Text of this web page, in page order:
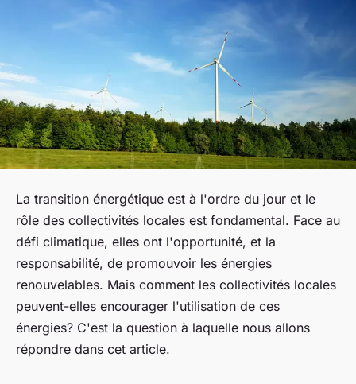
La transition énergétique est à l'ordre du jour et le
rôle des collectivités locales est fondamental. Face au
défi climatique, elles ont l'opportunité, et la
responsabilité, de promouvoir les énergies
renouvelables. Mais comment les collectivités locales
peuvent-elles encourager l'utilisation de ces
énergies? C'est la question à laquelle nous allons
répondre dans cet article.